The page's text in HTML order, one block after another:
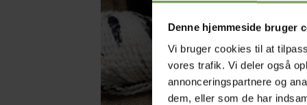
Denne hjemmeside bruger
Vi bruger cookies til at
vores trafik. Vi deler også
annonceringspartnere og
dem, eller som de har
+